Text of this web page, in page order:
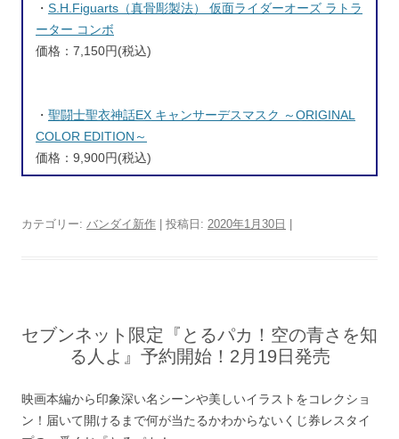
・ S.H.Figuarts（真骨彫製法） 仮面ライダーオーズ ラトラ
ーター コンボ
価格：7,150円(税込)
・ 聖闘士聖衣神話EX キャンサーデスマスク ～ORIGINAL
COLOR EDITION～
価格：9,900円(税込)
カテゴリー: バンダイ新作 | 投稿日: 2020年1月30日
セブンネット限定『とるパカ！空の青さを知
る人よ』予約開始！2月19日発売
映画本編から印象深い名シーンや美しいイラストをコレクショ
ン！届いて開けるまで何が当たるかわからないくじ券レスタイ